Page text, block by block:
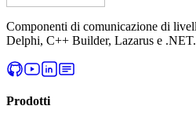
Componenti di comunicazione di
Delphi, C++ Builder, Lazarus e .NET.
Prodotti